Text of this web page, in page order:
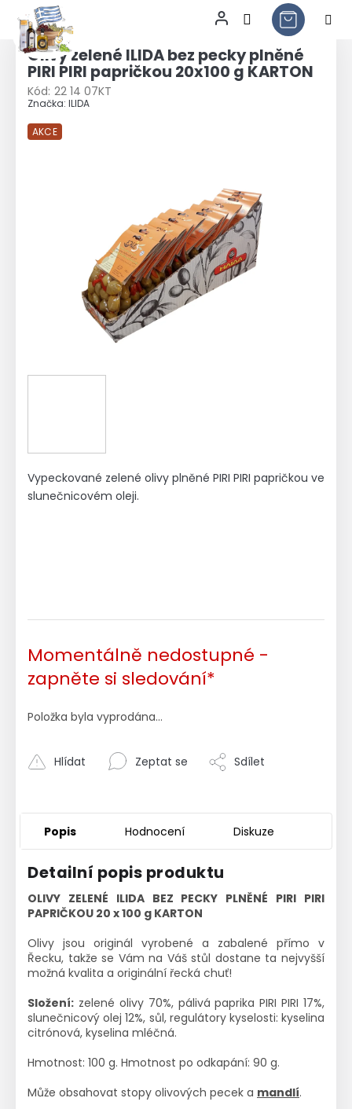
Přejít
obsahOlivy zelené ILIDA bez pecky plněné
PIRI PIRI papričkou 20x100 g KARTON
Kód: 22 14 07KT
Značka: ILIDA
AKCE
Momentálně nedostupné -
zapněte si sledování*
Položka byla vyprodána…
Vypeckované zelené olivy plněné PIRI PIRI papričkou ve
slunečnicovém oleji.
Zeptat se
Hlídat Sdílet
Popis Hodnocení Diskuze
Detailní popis produktu
OLIVY ZELENÉ ILIDA BEZ PECKY PLNĚNÉ PIRI PIRI
PAPRIČKOU 20 x 100 g KARTON
Olivy jsou originál vyrobené a zabalené přímo v
Řecku, takže se Vám na Váš stůl dostane ta nejvyšší
možná kvalita a originální řecká chuť!
Složení: zelené olivy 70%, pálivá paprika PIRI PIRI 17%,
slunečnicový olej 12%, sůl, regulátory kyselosti: kyselina
citrónová, kyselina mléčná.
Hmotnost: 100 g. Hmotnost po odkapání: 90 g.
Může obsahovat stopy olivových pecek a mandlí.